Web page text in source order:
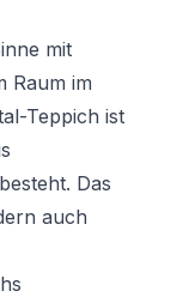
mit
Raum im
Teppich ist
Das
auch